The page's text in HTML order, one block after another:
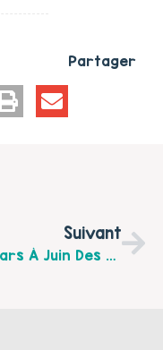
Partager
Suivant
De Mars À Juin Des Ateliers Sont Proposés Aux Parents Avec Enfants De Moins De 6 Ans Par Le Centre Social D’Etaples